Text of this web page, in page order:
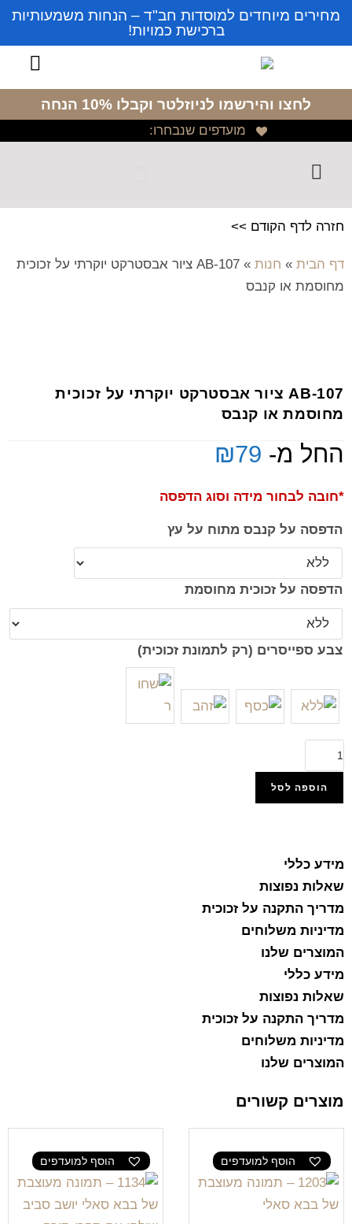
מחירים מיוחדים למוסדות חב"ד – הנחות משמעותיות
ברכישת כמויות!
לחצו והירשמו לניוזלטר וקבלו 10% הנחה
מועדפים שנבחרו:
חזרה לדף הקודם >>
דף הבית » חנות »
AB-107 ציור אבסטרקט יוקרתי על זכוכית
מחוסמת או קנבס
AB-107 ציור אבסטרקט יוקרתי על זכוכית
מחוסמת או קנבס
החל מ- ₪79
*חובה לבחור מידה וסוג הדפסה
הדפסה על קנבס מתוח על עץ
הדפסה על זכוכית מחוסמת
צבע ספייסרים (רק לתמונת זכוכית)
הוספה לסל
מידע כללי
שאלות נפוצות
מדריך התקנה על זכוכית
מדיניות משלוחים
המוצרים שלנו
מידע כללי
שאלות נפוצות
מדריך התקנה על זכוכית
מדיניות משלוחים
המוצרים שלנו
מוצרים קשורים
הוסף למועדפים הוסף למועדפים